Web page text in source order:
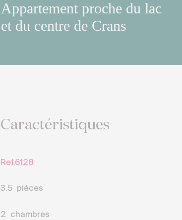
Appartement proche du lac
et du centre de Crans
Caractéristiques
Ref.6128
3.5 pièces
2 chambres